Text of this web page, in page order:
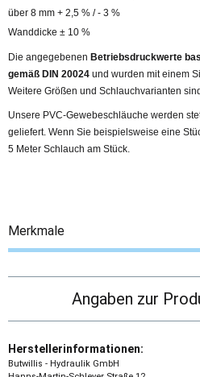
über 8 mm + 2,5 % / - 3 %
Wanddicke ± 10 %
Die angegebenen Betriebsdruckwerte
gemäß DIN 20024 und wurden mit einem
Weitere Größen und Schlauchvarianten
Unsere PVC-Gewebeschläuche werden
geliefert. Wenn Sie beispielsweise eine
5 Meter Schlauch am Stück.
Merkmale
Angaben zur
Herstellerinformationen:
Butwillis - Hydraulik GmbH